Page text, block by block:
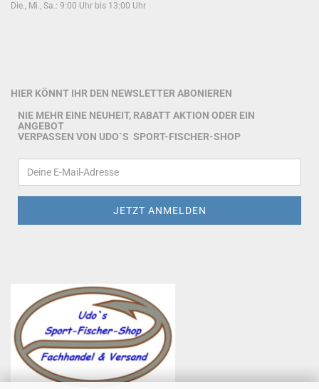
Die., Mi., Sa.: 9:00 Uhr bis 13:00 Uhr
HIER KÖNNT IHR DEN NEWSLETTER ABONIEREN
NIE MEHR EINE NEUHEIT, RABATT AKTION ODER EIN
ANGEBOT
VERPASSEN VON UDO`S SPORT-FISCHER-SHOP